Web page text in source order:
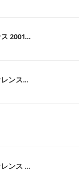
2001...
ンス...
ンス ...